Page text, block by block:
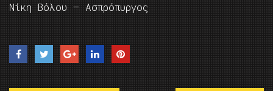
Νίκη Βόλου – Ασπρόπυργος